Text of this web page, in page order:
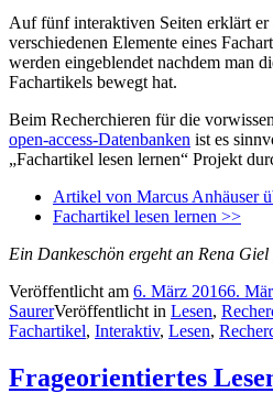
Auf fünf interaktiven Seiten erklärt er
verschiedenen Elemente eines
werden eingeblendet nachdem man
Fachartikels bewegt hat.
Beim Recherchieren für die
open-access-Datenbanken ist es
„Fachartikel lesen lernen“ Projekt
Artikel von Marcus Anhäuser
Fachartikel lesen lernen >>
Ein Dankeschön ergeht an Rena
Veröffentlicht am 6. März 20166.
SaurerVeröffentlicht in Lesen,
Fachartikel, Interaktiv, Lesen,
Frageorientiertes